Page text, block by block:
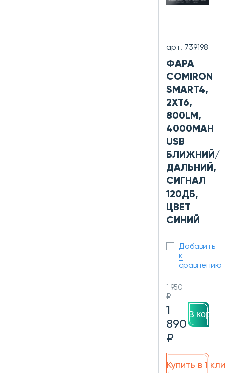
арт. 739198
ФАРА
COMIRON
SMART4,
2XT6,
800LM,
4000MAH
USB
БЛИЖНИЙ/
ДАЛЬНИЙ,
СИГНАЛ
120ДБ,
ЦВЕТ
СИНИЙ
Добавить
к
сравнению
1 950
₽
1
890
₽
В
Купить в 1